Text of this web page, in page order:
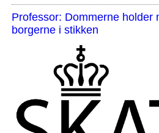
Professor: Dommerne holder
borgerne i stikken